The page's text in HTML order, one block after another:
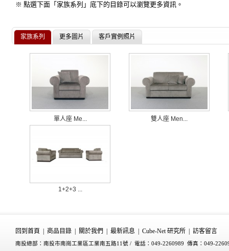
※ 點選下面「家族系列」底下的目錄可以瀏覽更多資訊。
家族系列 更多圖片 客戶實例照片
單人座 Me... 雙人座 Men...
1+2+3 ...
回到首頁 商品目錄 關於我們 最新訊息 Cube-Net 研究所 訪客留言
南投總部：南投市南崗工業區工業南五路11號 / 電話：049-2260989 傳真：049-